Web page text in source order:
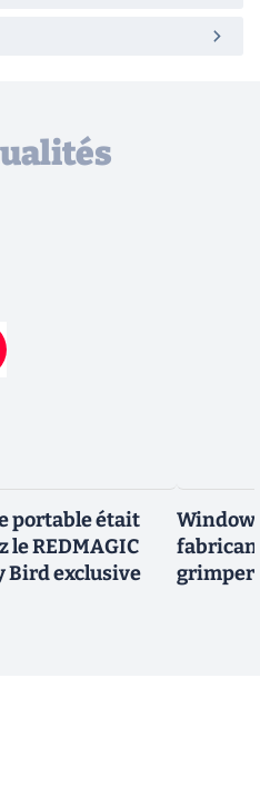
portable était
le REDMAGIC
Bird exclusive
grimper